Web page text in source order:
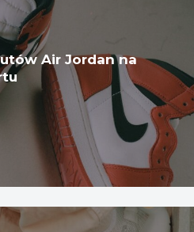
Air Jordan na